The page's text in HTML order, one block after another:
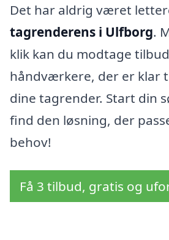
Det har aldrig været
tagrenderens i Ulfborg.
klik kan du modtage
håndværkere, der er klar
dine tagrender. Start din
find den løsning, der
behov!
Få 3 tilbud, gratis og